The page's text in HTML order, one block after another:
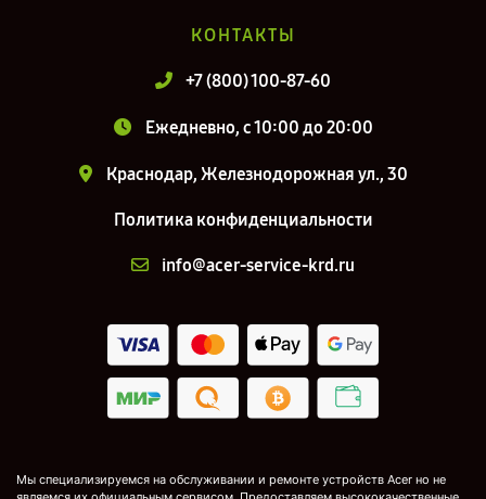
КОНТАКТЫ
+7 (800) 100-87-60
Ежедневно, с 10:00 до 20:00
Краснодар, Железнодорожная ул., 30
Политика конфиденциальности
info@acer-service-krd.ru
Мы специализируемся на обслуживании и ремонте устройств Acer но не